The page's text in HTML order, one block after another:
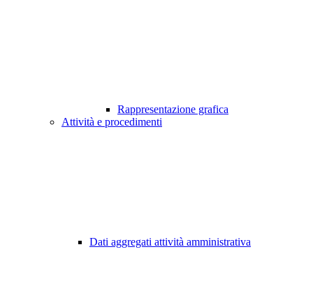
Rappresentazione grafica
Attività e procedimenti
Dati aggregati attività amministrativa